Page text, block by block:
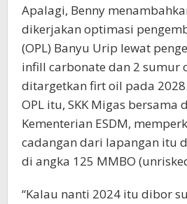
Apalagi, Benny
dikerjakan optimasi
(OPL) Banyu Urip lewat
infill carbonate dan 2 sumur
ditargetkan firt oil pada
OPL itu, SKK Migas bersama
Kementerian ESDM,
cadangan dari lapangan itu
di angka 125 MMBO
“Kalau nanti 2024 itu dibor